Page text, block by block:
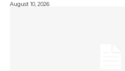
August 10, 2026